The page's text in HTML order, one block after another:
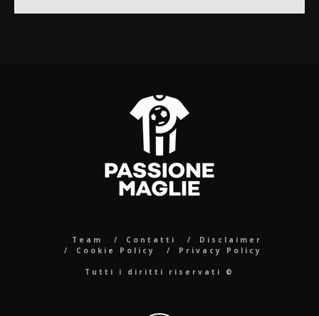
Team Contatti
Disclaimer
Cookie Policy
Privacy Policy
Tutti i diritti riservati ©